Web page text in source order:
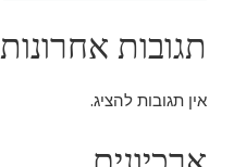
תגובות אחרונות
אין תגובות להציג.